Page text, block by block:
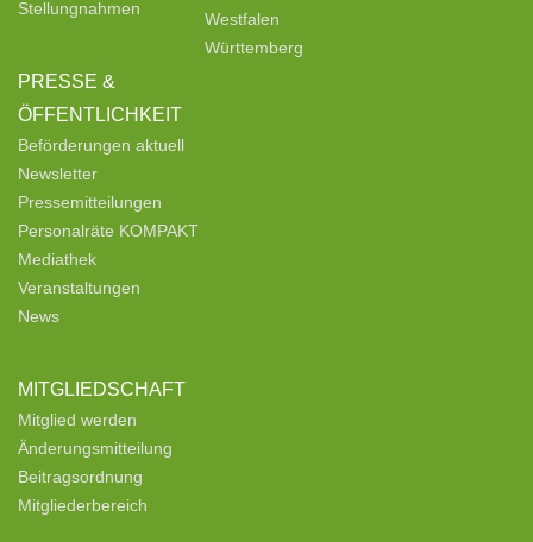
Stellungnahmen
PRESSE &
ÖFFENTLICHKEIT
Beförderungen aktuell
Newsletter
Pressemitteilungen
Personalräte KOMPAKT
Mediathek
Veranstaltungen
News
MITGLIEDSCHAFT
Mitglied werden
Änderungsmitteilung
Beitragsordnung
Mitgliederbereich
Westfalen
Württemberg